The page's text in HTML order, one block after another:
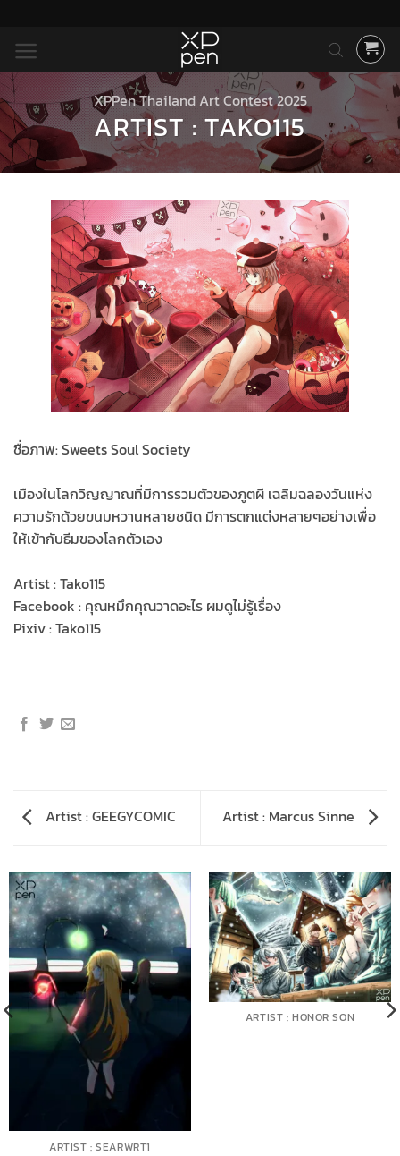
ยัง
เนื้อหา
XPPen Thailand Art Contest 2025
ARTIST : TAKO115
ชื่อภาพ: Sweets Soul Society
เมืองในโลกวิญญาณที่มีการรวมตัวของภูตผี เฉลิมฉลองวันแห่ง
ความรักด้วยขนมหวานหลายชนิด มีการตกแต่งหลายๆอย่างเพื่อ
ให้เข้ากับธีมของโลกตัวเอง
Artist : Tako115
Facebook : คุณหมึกคุณวาดอะไร ผมดูไม่รู้เรื่อง
Pixiv : Tako115
Artist : GEEGYCOMIC Artist : Marcus Sinne
ARTIST : SEARWRT1
ARTIST : HONOR SON